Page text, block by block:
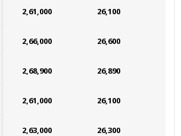
₹2,61,000 ₹26,100
₹2,66,000 ₹26,600
₹2,68,900 ₹26,890
₹2,61,000 ₹26,100
₹2,63,000 ₹26,300